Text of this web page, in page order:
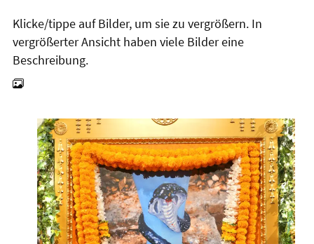
Klicke/tippe auf Bilder, um sie zu vergrößern. In
vergrößerter Ansicht haben viele Bilder eine
Beschreibung.